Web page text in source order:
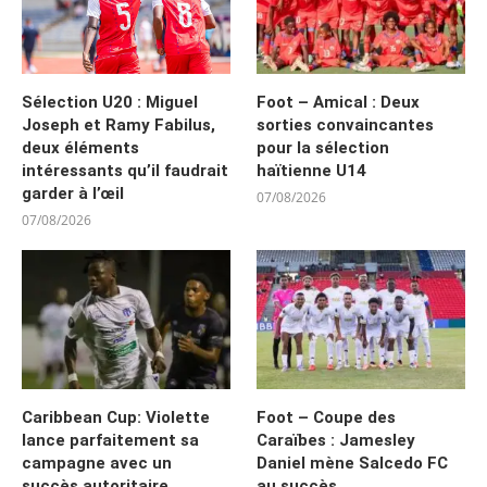
Sélection U20 : Miguel
Joseph et Ramy Fabilus,
deux éléments
intéressants qu’il faudrait
garder à l’œil
07/08/2026
Foot – Amical : Deux
sorties convaincantes
pour la sélection
haïtienne U14
07/08/2026
Caribbean Cup: Violette
lance parfaitement sa
campagne avec un
Foot – Coupe des
Caraïbes : Jamesley
Daniel mène Salcedo FC